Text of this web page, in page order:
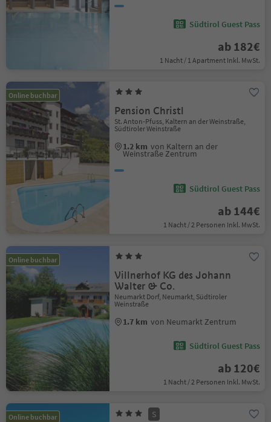
Südtirol Guest Pass
ab 182€
1 Nacht / 1 Apartment Inkl. MwSt.
Online buchbar
Pension Christl
St. Anton-Pfuss, Kaltern an der Weinstraße,
Südtiroler Weinstraße
1.2 km von Kaltern an der
Weinstraße Zentrum
Südtirol Guest Pass
ab 144€
1 Nacht / 2 Personen Inkl. MwSt.
Online buchbar
Villnerhof KG des Johann
Walter & Co.
Neumarkt Dorf, Neumarkt, Südtiroler
Weinstraße
1.7 km von Neumarkt Zentrum
Südtirol Guest Pass
ab 120€
1 Nacht / 2 Personen Inkl. MwSt.
Online buchbar S